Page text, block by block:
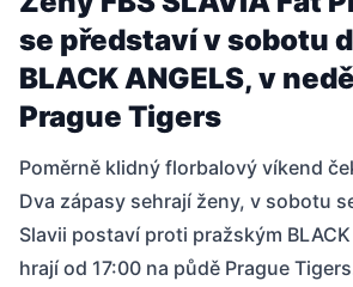
se představí v sobotu
BLACK ANGELS, v
Prague Tigers
Poměrně klidný florbalový víkend
Dva zápasy sehrají ženy, v sobotu
Slavii postaví proti pražským BLACK
hrají od 17:00 na půdě Prague